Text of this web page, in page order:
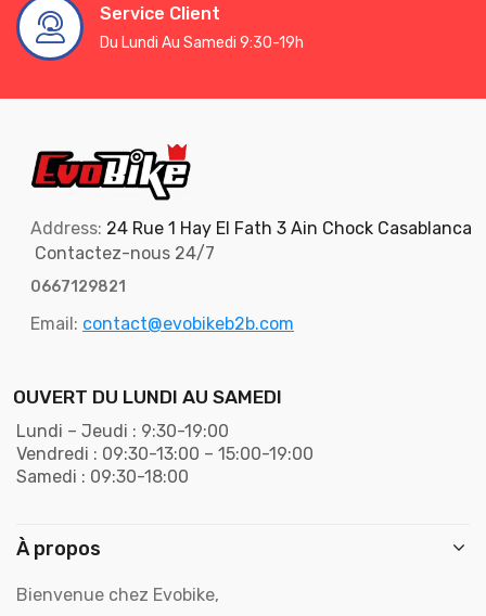
Service Client
Du Lundi Au Samedi 9:30-19h
Address: 24 Rue 1 Hay El Fath 3 Ain Chock Casablanca
Contactez-nous 24/7
0667129821
Email: contact@evobikeb2b.com
OUVERT DU LUNDI AU SAMEDI
Lundi – Jeudi : 9:30-19:00
Vendredi : 09:30-13:00 – 15:00-19:00
Samedi : 09:30-18:00
À propos
Bienvenue chez Evobike,